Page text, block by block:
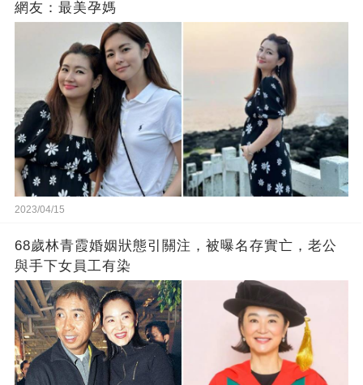
網友：最美孕媽
2023/04/15
68歲林青霞婚姻狀態引關注，被曝名存實亡，老公
與手下女員工有染